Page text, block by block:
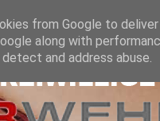
from Google to
along with
and address abuse.